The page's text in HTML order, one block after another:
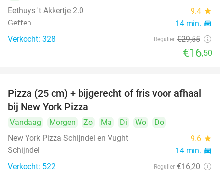
Eethuys 't Akkertje 2.0
9.4 star
Geffen 14 min. directions_car
Verkocht: 328 Regulier €29,55
€16,50
48%
Pizza (25 cm) + bijgerecht of fris voor afhaal
bij New York Pizza
Vandaag Morgen Zo Ma Di Wo
Do
New York Pizza Schijndel en Vught
9.6 star
Schijndel 14 min. directions_car
Verkocht: 522 Regulier €16,20